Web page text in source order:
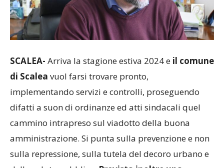
SCALEA- Arriva la stagione estiva 2024 e il comune
di Scalea vuol farsi trovare pronto,
implementando servizi e controlli, proseguendo
difatti a suon di ordinanze ed atti sindacali quel
cammino intrapreso sul viadotto della buona
amministrazione. Si punta sulla prevenzione e non
sulla repressione, sulla tutela del decoro urbano e